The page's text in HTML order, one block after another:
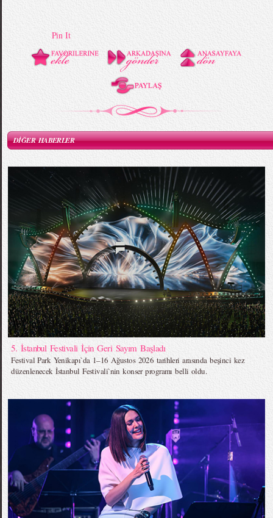
Pin It
DİĞER HABERLER
5. İstanbul Festivali İçin Geri Sayım Başladı
Festival Park Yenikapı`da 1–16 Ağustos 2026 tarihleri arasında beşinci kez
düzenlenecek İstanbul Festivali`nin konser programı belli oldu.